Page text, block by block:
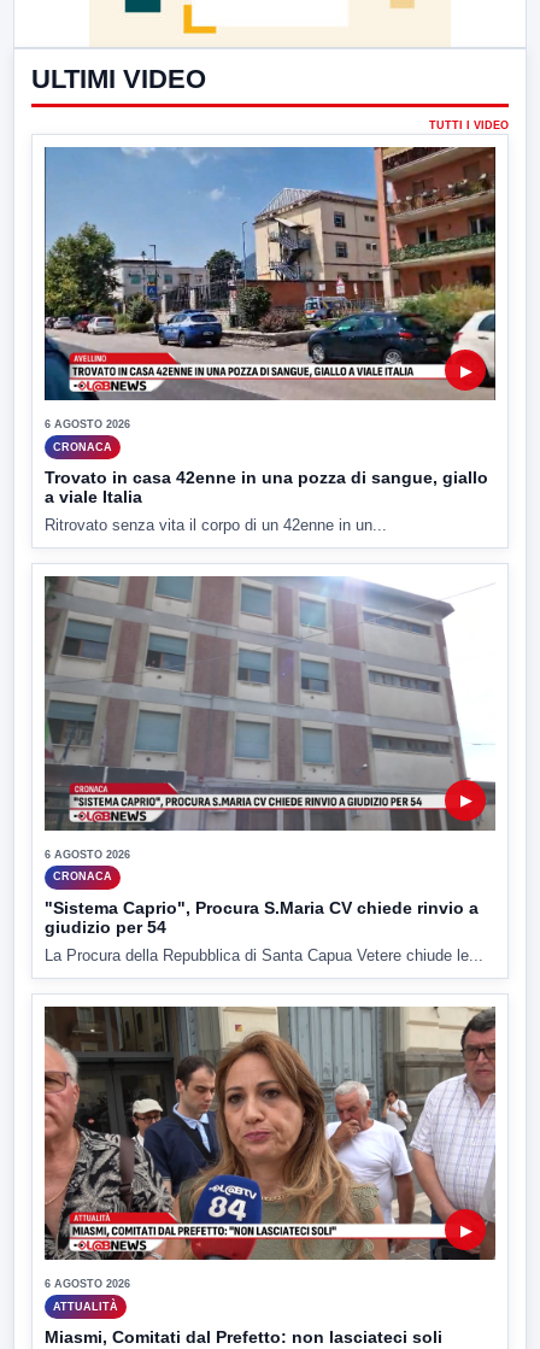
ULTIMI VIDEO
TUTTI I VIDEO
▶
6 AGOSTO 2026
CRONACA
Trovato in casa 42enne in una pozza di sangue, giallo
a viale Italia
Ritrovato senza vita il corpo di un 42enne in un...
▶
6 AGOSTO 2026
CRONACA
"Sistema Caprio", Procura S.Maria CV chiede rinvio a
giudizio per 54
La Procura della Repubblica di Santa Capua Vetere chiude le...
▶
6 AGOSTO 2026
ATTUALITÀ
Miasmi, Comitati dal Prefetto: non lasciateci soli